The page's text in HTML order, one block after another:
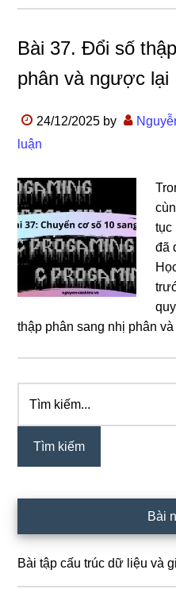
Bài 37. Đổi số
phân và ngược lại
24/12/2025 by
luận
tục
đã
thập phân sang nhị phân
Sidebar
chính
kiếm...
Bài
Bài tập cấu trúc dữ liệu và